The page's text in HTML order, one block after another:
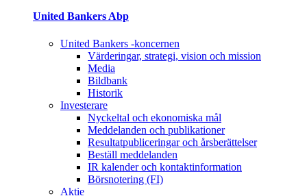
United Bankers Abp
United Bankers -koncernen
Värderingar, strategi, vision och mission
Media
Bildbank
Historik
Investerare
Nyckeltal och ekonomiska mål
Meddelanden och publikationer
Resultatpubliceringar och årsberättelser
Beställ meddelanden
IR kalender och kontaktinformation
Börsnotering (FI)
Aktie